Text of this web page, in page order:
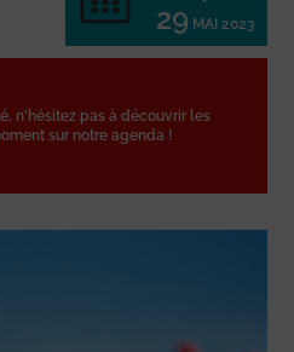
29 MAI 2023
n'hésitez pas à découvrir les
sur notre agenda !